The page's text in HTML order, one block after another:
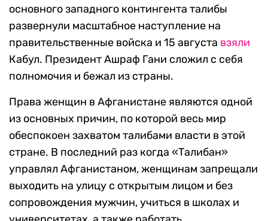
основного западного контингента талибы
развернули масштабное наступление на
правительственные войска и 15 августа взяли
Кабул. Президент Ашраф Гани сложил с себя
полномочия и бежал из страны.
Права женщин в Афганистане являются одной
из основных причин, по которой весь мир
обеспокоен захватом талибами власти в этой
стране. В последний раз когда «Талибан»
управлял Афганистаном, женщинам запрещали
выходить на улицу с открытым лицом и без
сопровождения мужчин, учиться в школах и